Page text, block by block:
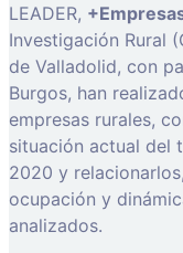
LEADER,
Investigación Rural
de Valladolid, con
Burgos, han
empresas rurales,
situación actual del
2020 y
ocupación y
analizados.